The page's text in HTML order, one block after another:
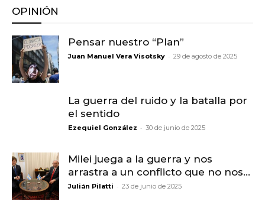
OPINIÓN
Pensar nuestro “Plan”
Juan Manuel Vera Visotsky - 29 de agosto de 2025
La guerra del ruido y la batalla por
el sentido
Ezequiel González - 30 de junio de 2025
Milei juega a la guerra y nos
arrastra a un conflicto que no nos...
Julián Pilatti - 23 de junio de 2025